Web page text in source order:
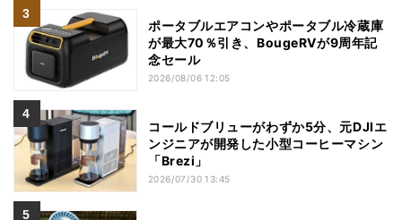
ポータブルエアコンやポータブル冷蔵庫
が最大70％引き、BougeRVが9周年記
念セール
2026/08/06 12:05
コールドブリューがわずか5分、元DJIエ
ンジニアが開発した小型コーヒーマシン
「Brezi」
2026/07/30 13:45